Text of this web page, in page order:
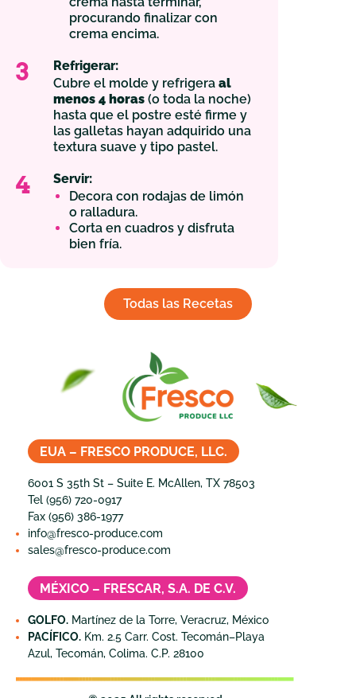
procurando finalizar con
crema encima.
3
Refrigerar:
Cubre el molde y refrigera al
menos 4 horas(o toda la noche)
hasta que el postre esté firme y
las galletas hayan adquirido una
textura suave y tipo pastel.
4
Servir:
Decora con rodajas de limón
o ralladura.
Corta en cuadros y disfruta
bien fría.
Todas las Recetas
EUA – FRESCO PRODUCE, LLC.
6001 S 35th St – Suite E. McAllen, TX 78503
Tel (956) 720-0917
Fax (956) 386-1977
info@fresco-produce.com
sales@fresco-produce.com
MÉXICO – FRESCAR, S.A. DE C.V.
GOLFO. Martínez de la Torre, Veracruz, México
PACÍFICO. Km. 2.5 Carr. Cost. Tecomán–Playa
Azul, Tecomán, Colima. C.P. 28100